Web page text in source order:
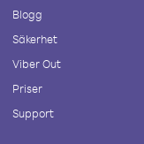
Blogg
Säkerhet
Viber Out
Priser
Support